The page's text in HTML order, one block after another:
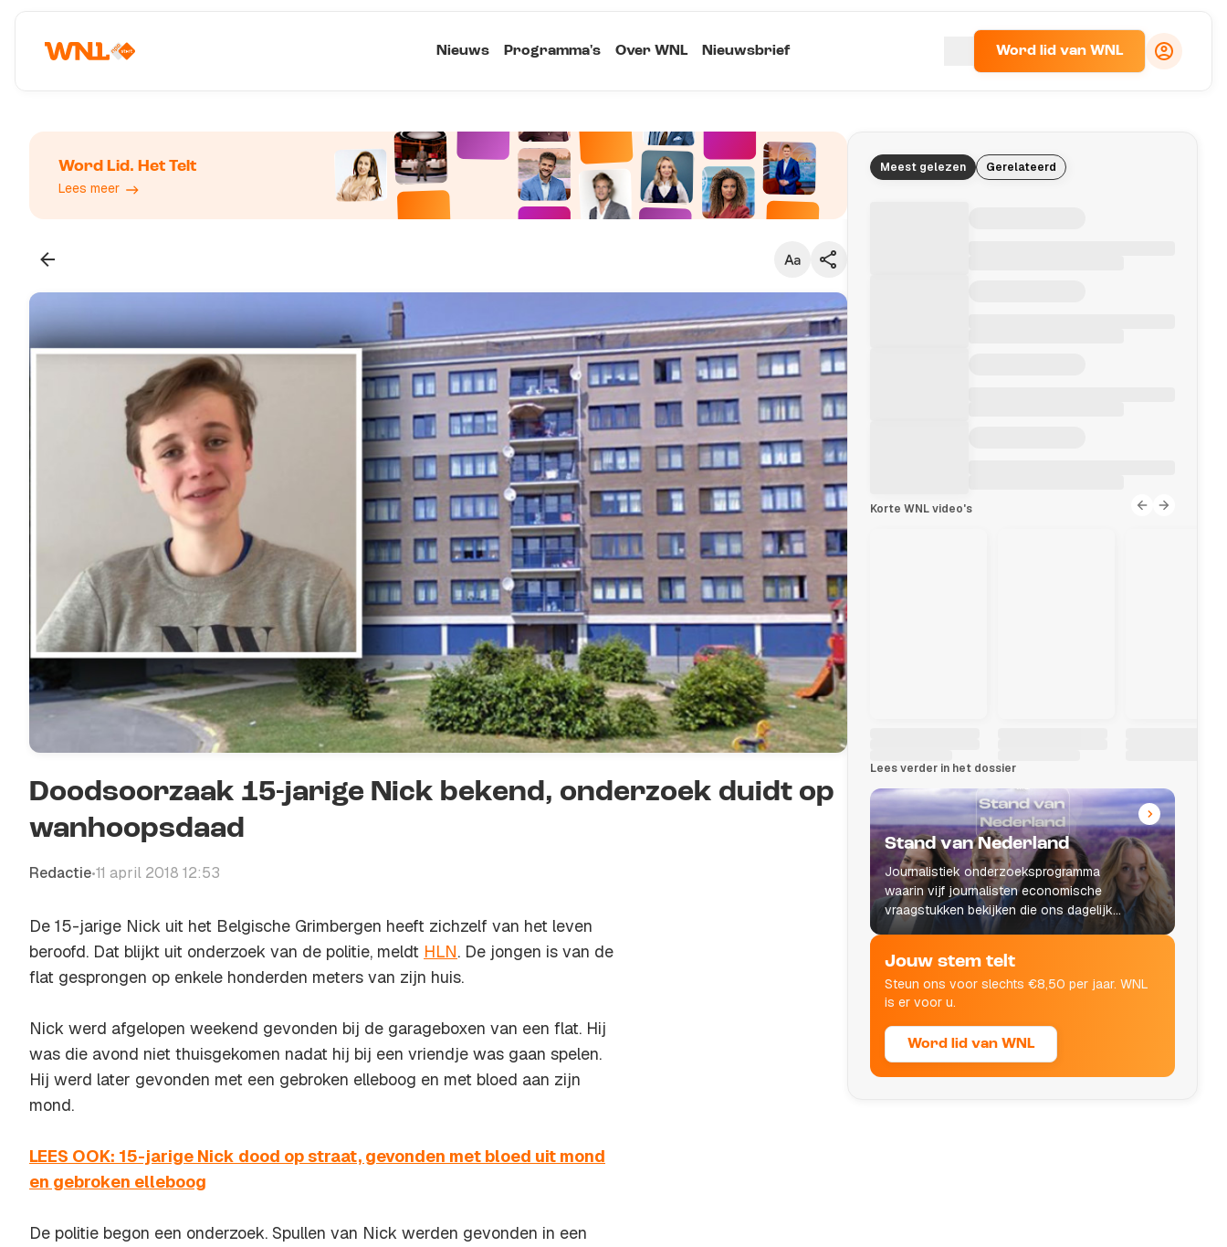
Nieuws Programma's Over WNL Nieuwsbrief Word lid van WNL
Word Lid. Het Telt
Lees meer
Klein
Standaard
Groot
Kopieer link
Doodsoorzaak 15-jarige Nick bekend, onderzoek duidt op
wanhoopsdaad
Redactie•11 april 2018 12:53
De 15-jarige Nick uit het Belgische Grimbergen heeft zichzelf van het leven
beroofd. Dat blijkt uit onderzoek van de politie, meldt HLN. De jongen is van de
flat gesprongen op enkele honderden meters van zijn huis.
Nick werd afgelopen weekend gevonden bij de garageboxen van een flat. Hij
was die avond niet thuisgekomen nadat hij bij een vriendje was gaan spelen.
Hij werd later gevonden met een gebroken elleboog en met bloed aan zijn
mond.
LEES OOK: 15-jarige Nick dood op straat, gevonden met bloed uit mond
en gebroken elleboog
De politie begon een onderzoek. Spullen van Nick werden gevonden in een
Meest gelezen Gerelateerd
Korte WNL video's
Lees verder in het dossier
Stand van Nederland
Journalistiek onderzoeksprogramma
waarin vijf journalisten economische
vraagstukken bekijken die ons dagelijks
leven raken.
Jouw stem telt
Steun ons voor slechts €8,50 per jaar. WNL
is er voor u.
Word lid van WNL